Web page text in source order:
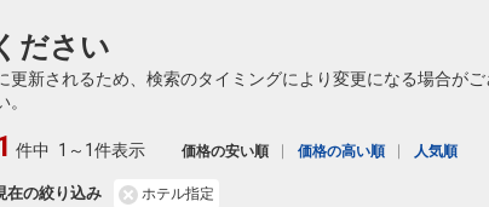
ださい
新されるため、検索のタイミングにより変更になる場合が
在の絞り込み ホテル指定
件中 1～1件表示 価格の安い順 価格の高い順 人気順